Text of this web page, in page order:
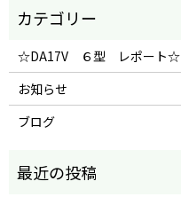
☆DA17V ６型 レポート☆
お知らせ
ブログ